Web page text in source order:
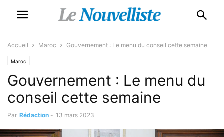
Accueil Maroc Gouvernement : Le menu du conseil cette semaine
Maroc
Gouvernement : Le menu du
conseil cette semaine
Par Rédaction - 13 mars 2023